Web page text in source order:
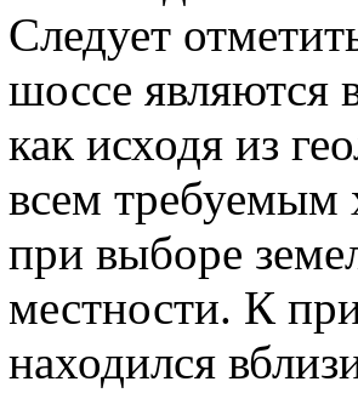
Следует
шоссе являются
как исходя из
всем требуемым
при выборе
местности. К
находился